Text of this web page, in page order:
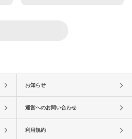
お知らせ
運営へのお問い合わせ
利用規約